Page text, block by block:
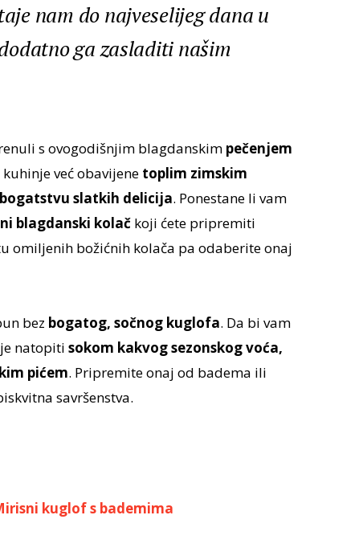
nam do najveselijeg dana u
ga zasladiti našim
s ovogodišnjim blagdanskim pečenjem
već obavijene toplim zimskim
bogatstvu slatkih delicija. Ponestane li vam
blagdanski kolačkoji ćete pripremiti
omiljenih božićnih kolača pa odaberite onaj
bez bogatog, sočnog kuglofa. Da bi vam
natopiti sokom kakvog sezonskog voća,
pićem. Pripremite onaj od badema ili
savršenstva.
kuglof s bademima